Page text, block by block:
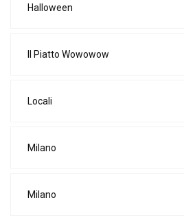
Halloween
Il Piatto Wowowow
Locali
Milano
Milano